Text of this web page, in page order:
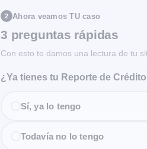
2 Ahora veamos TU caso
3 preguntas rápidas
Con esto te damos una lectura de tu
¿Ya tienes tu Reporte de
Sí, ya lo tengo
Todavía no lo tengo